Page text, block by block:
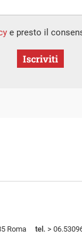
e presto il
Iscriviti
Roma tel. >